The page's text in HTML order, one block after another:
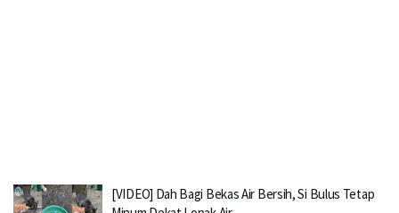
[VIDEO] Dah Bagi Bekas Air Bersih, Si Bulus Tetap